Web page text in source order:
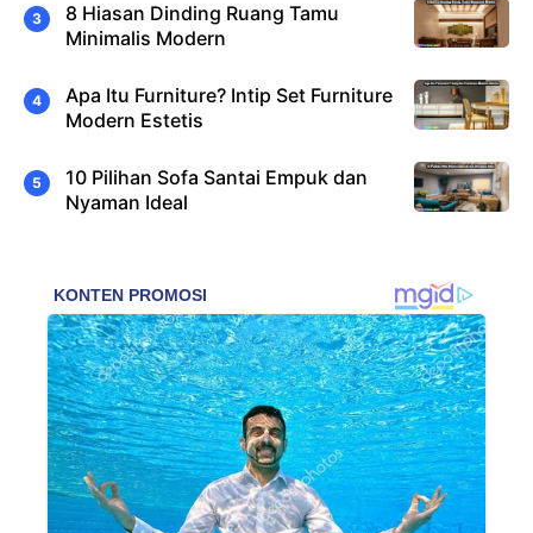
8 Hiasan Dinding Ruang Tamu
Minimalis Modern
Apa Itu Furniture? Intip Set Furniture
Modern Estetis
10 Pilihan Sofa Santai Empuk dan
Nyaman Ideal